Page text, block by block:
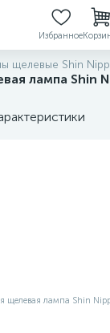
Избранное
щелевые Shin
лампа Shin